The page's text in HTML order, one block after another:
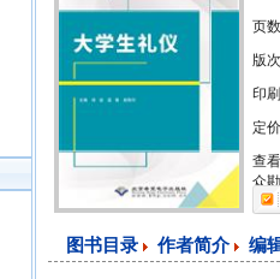
页
版
印
定
查
众
图书目录 作者简介 编